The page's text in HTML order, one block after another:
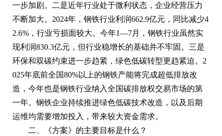
一步加剧。二是近年行业处于微利状态，企业经营压力
不断加大。2024年，钢铁行业利润662.9亿元，同比减少4
2.6%，行业亏损面较大。今年1—7月，钢铁行业虽然实
现利润830.3亿元，但行业稳增长的基础并不牢固。三是
环保和双碳约束进一步趋紧，绿色低碳转型更趋紧迫。2
025年底前全国80%以上的钢铁产能将完成超低排放改
造，今年也是钢铁行业纳入全国碳排放权交易市场的第
一年。钢铁企业持续推进绿色低碳技术改造，以及后期
运维均需要增加投入，带来较大资金需求。
二、《方案》的主要目标是什么？